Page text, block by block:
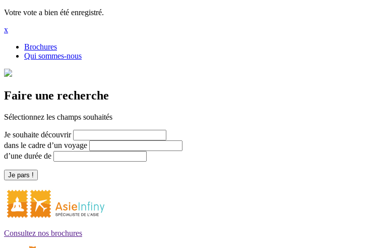
Votre vote a bien été enregistré.
x
Brochures
Qui sommes-nous
Faire une recherche
Sélectionnez les champs souhaités
Je souhaite découvrir
dans le cadre d’un voyage
d’une durée de
Je pars !
Consultez nos brochures